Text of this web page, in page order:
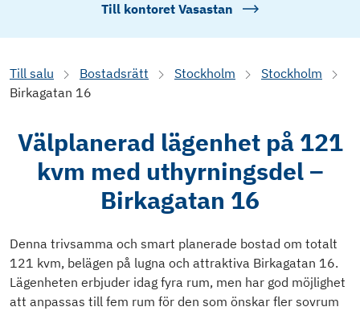
Till kontoret Vasastan
Till salu Bostadsrätt Stockholm
Stockholm
Birkagatan 16
Välplanerad lägenhet på 121
kvm med uthyrningsdel –
Birkagatan 16
Denna trivsamma och smart planerade bostad om totalt
121 kvm, belägen på lugna och attraktiva Birkagatan 16.
Lägenheten erbjuder idag fyra rum, men har god möjlighet
att anpassas till fem rum för den som önskar fler sovrum